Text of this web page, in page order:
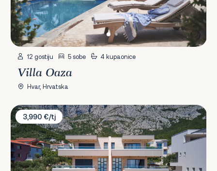
12 gostiju 5 sobe 4 kupaonice
Villa Oaza
Hvar, Hrvatska
Villa Sun I & II
3,990 €/tj